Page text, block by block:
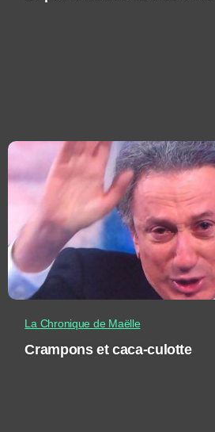
La Chronique de Maëlle
Crampons et caca-culotte